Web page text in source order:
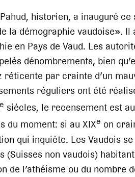
historien, a inauguré
la démographie vaudoise».
en Pays de Vaud. Les
dénombrements, bien
réticente par crainte d’un
réguliers ont été
e siècles, le recensement est
du moment: si au XIXe on
qui inquiète. Les Vaudois
(Suisses non vaudois)
de l’athéisme ou du